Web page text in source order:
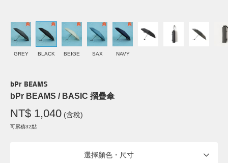
GREY BLACK BEIGE SAX NAVY
bPr BEAMS
bPr BEAMS / BASIC 摺疊傘
NT$ 1,040 (含稅)
可累積32點
選擇顏色・尺寸